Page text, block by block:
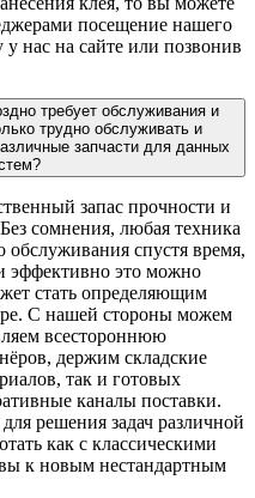
посещение нашего
нас на сайте или позвонив
требует обслуживания и
трудно обслуживать и
запчасти для данных
запас прочности и
сомнения, любая техника
обслуживания спустя время,
эффективно это можно
стать определяющим
С нашей стороны можем
всестороннюю
держим складские
так и готовых
каналы поставки.
решения задач различной
как с классическими
к новым нестандартным